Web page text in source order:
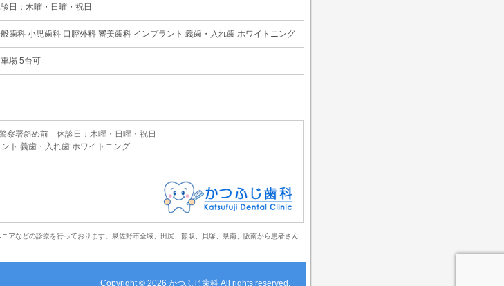
日：木曜・日曜・祝日
歯科 小児歯科 口腔外科 審美歯科 インプラント 義歯・入れ歯 ホワイトニング
場 5台可
署斜め前 休診日：木曜・日曜・祝日
ト 義歯・入れ歯 ホワイトニング
アなどの診療を行っております。泉佐野市全域、田尻、熊取、貝塚、泉南、阪南から患者さん
Copyright © 2026 かつふじ歯科 All rights reserved.